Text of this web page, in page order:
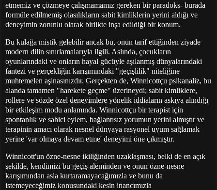
etmemiz ve çözmeye çalışmamamız gereken bir paradoks- burada
formüle edilmemiş olasılıkların sabit kimliklerin yerini aldığı ve
deneyimin zorunlu olarak birlikte inşa edildiği bir konum.
Bu kulağa mistik gelebilir ancak bu, onun tarif ettiğinden ziyade
modern dilin sınırlamalarıyla ilgili. Aslında, çocukların
oyunlarındaki ve onların hayal gücüyle aşılanmış dünyalarındaki
fantezi ve gerçekliğin karışımındaki "geçişlilik" niteliğine
muhtemelen aşinasınızdır. Gerçekten de, Winnicottçu psikanaliz, bu
alanda tamamen "harekete geçme" üzerineydi; sabit kimliklere,
rollere ve sözde özel deneyimlere yönelik iddiaların askıya alındığı
bir etkileşim modu anlamında. Winnicottçu bir terapist için
spontanlık ve sahici eylem, bağlantısız yorumun yerini almıştır ve
terapinin amacı olarak nesnel dünyaya rasyonel uyum sağlamak
yerine 'var olmaya devam etme' deneyimi öne çıkmıştır.
Winnicott'un özne-nesne ikiliğinden uzaklaşması, belki de en açık
şekilde, kendimizi bu geçiş aleminden ve onun özne-nesne
karışımından asla kurtaramayacağımızla ve bunu da
istemeyeceğimiz konusundaki kesin inancımızla